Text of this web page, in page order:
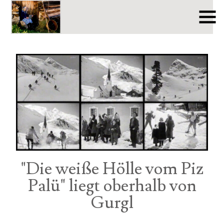
"Die weiße Hölle vom Piz
Palü" liegt oberhalb von
Gurgl